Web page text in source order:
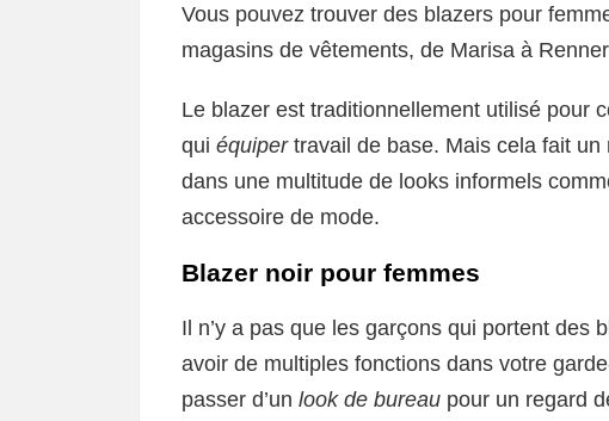
Vous pouvez trouver des blazers pour
magasins de vêtements, de Marisa à
Le blazer est traditionnellement utilisé pour
qui équipertravail de base. Mais cela fait un
dans une multitude de looks informels
accessoire de mode.
Blazer noir pour femmes
Il n’y a pas que les garçons qui portent des
avoir de multiples fonctions dans votre
passer d’un look de bureau pour un regard